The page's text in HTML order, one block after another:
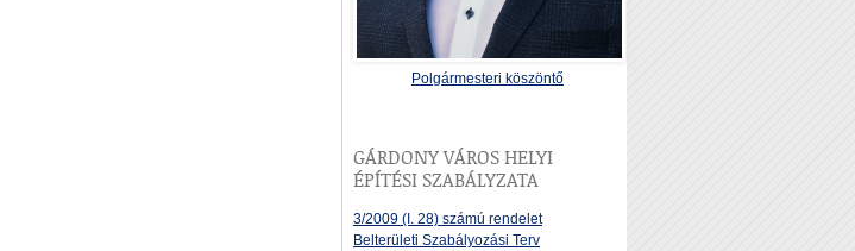
Polgármesteri köszöntő
GÁRDONY VÁROS HELYI
ÉPÍTÉSI SZABÁLYZATA
3/2009 (I. 28) számú rendelet
Belterületi Szabályozási Terv